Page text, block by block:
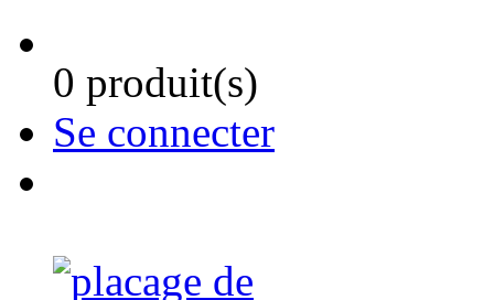
0 produit(s)
Se connecter